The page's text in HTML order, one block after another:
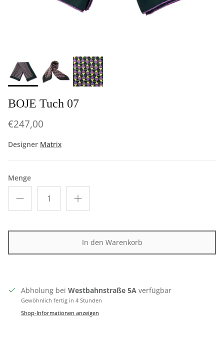
BOJE Tuch 07
€247,00
Designer Matrix
Menge
In den Warenkorb
Abholung bei Westbahnstraße 5A verfügbar
Gewöhnlich fertig in 4 Stunden
Shop-Informationen anzeigen